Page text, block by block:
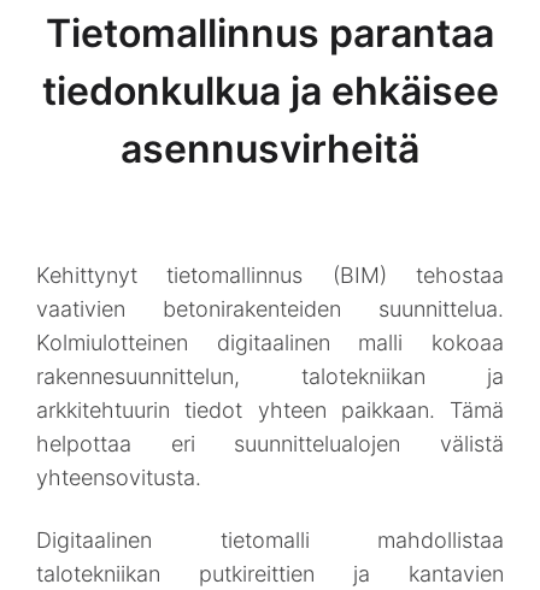
Tietomallinnus parantaa
tiedonkulkua ja ehkäisee
asennusvirheitä
Kehittynyt tietomallinnus (BIM) tehostaa
vaativien betonirakenteiden suunnittelua.
Kolmiulotteinen digitaalinen malli kokoaa
rakennesuunnittelun, talotekniikan ja
arkkitehtuurin tiedot yhteen paikkaan. Tämä
helpottaa eri suunnittelualojen välistä
yhteensovitusta.
Digitaalinen tietomalli mahdollistaa
talotekniikan putkireittien ja kantavien